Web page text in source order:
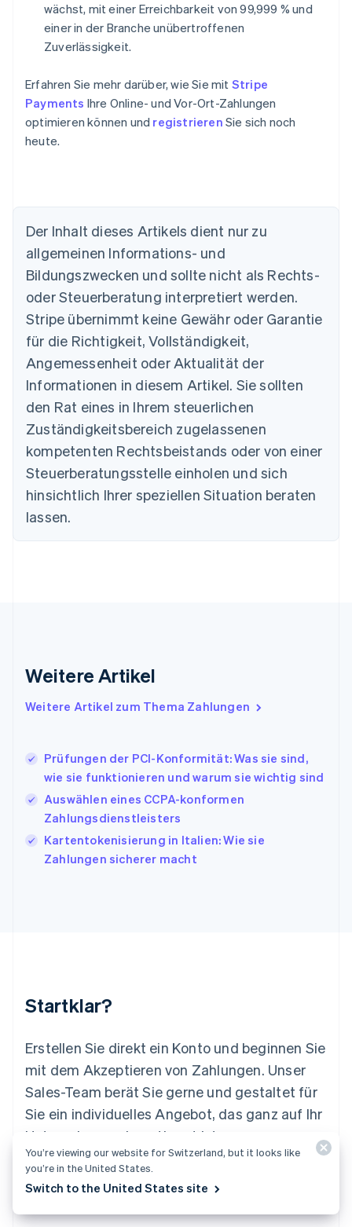
wächst, mit einer Erreichbarkeit von 99,999 % und
einer in der Branche unübertroffenen
Zuverlässigkeit.
Erfahren Sie mehr darüber, wie Sie mit Stripe
Payments Ihre Online- und Vor-Ort-Zahlungen
optimieren können und registrieren Sie sich noch
heute.
Der Inhalt dieses Artikels dient nur zu
allgemeinen Informations- und
Bildungszwecken und sollte nicht als Rechts-
oder Steuerberatung interpretiert werden.
Stripe übernimmt keine Gewähr oder Garantie
für die Richtigkeit, Vollständigkeit,
Angemessenheit oder Aktualität der
Informationen in diesem Artikel. Sie sollten
den Rat eines in Ihrem steuerlichen
Zuständigkeitsbereich zugelassenen
kompetenten Rechtsbeistands oder von einer
Steuerberatungsstelle einholen und sich
hinsichtlich Ihrer speziellen Situation beraten
lassen.
Weitere Artikel
Weitere Artikel zum Thema Zahlungen
Prüfungen der PCI-Konformität: Was sie sind,
wie sie funktionieren und warum sie wichtig sind
Auswählen eines CCPA-konformen
Zahlungsdienstleisters
Kartentokenisierung in Italien: Wie sie
Zahlungen sicherer macht
Startklar?
Erstellen Sie direkt ein Konto und beginnen Sie
mit dem Akzeptieren von Zahlungen. Unser
Sales-Team berät Sie gerne und gestaltet für
Sie ein individuelles Angebot, das ganz auf Ihr
Unternehmen abgestimmt ist.
Australien
English
Belgien
Brasilien
PortuguêsEnglish
Bulgarien
English
Dänemark
English
DeutschEnglish
Estland
English
Festlandchina
简体中文English
Finnland
Frankreich
FrançaisEnglish
English
Italien
Italiano English
English Français
Kroatien
EnglishItaliano
Lettland
Liechtenstein
DeutschEnglish
Mexiko
English
Niederlande
Nederlands English
Norwegen
English
Österreich
Deutsch English
Polen
Portugal
You’re viewing our website for Switzerland, but it looks like
you’re in the United States.
Switch to the United States site